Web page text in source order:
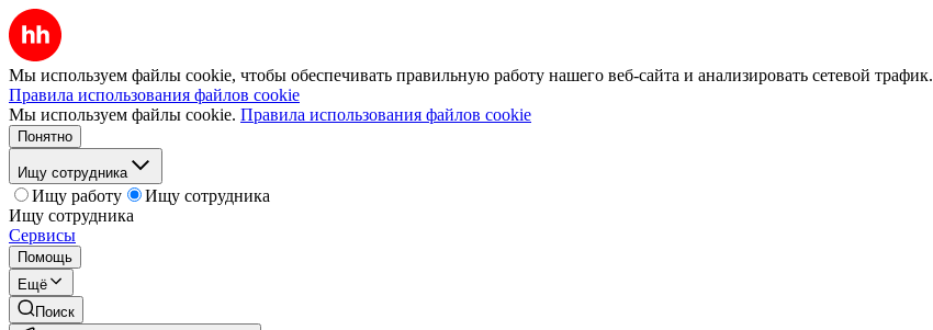
Мы используем файлы cookie, чтобы обеспечивать правильную работу нашего веб-сайта и анализировать сетевой трафик.
Правила использования файлов cookie
Мы используем файлы cookie. Правила использования файлов cookie
Понятно
Ищу сотрудника
Ищу работу
Ищу сотрудника
Ищу сотрудника
Сервисы
Помощь
Ещё
Поиск